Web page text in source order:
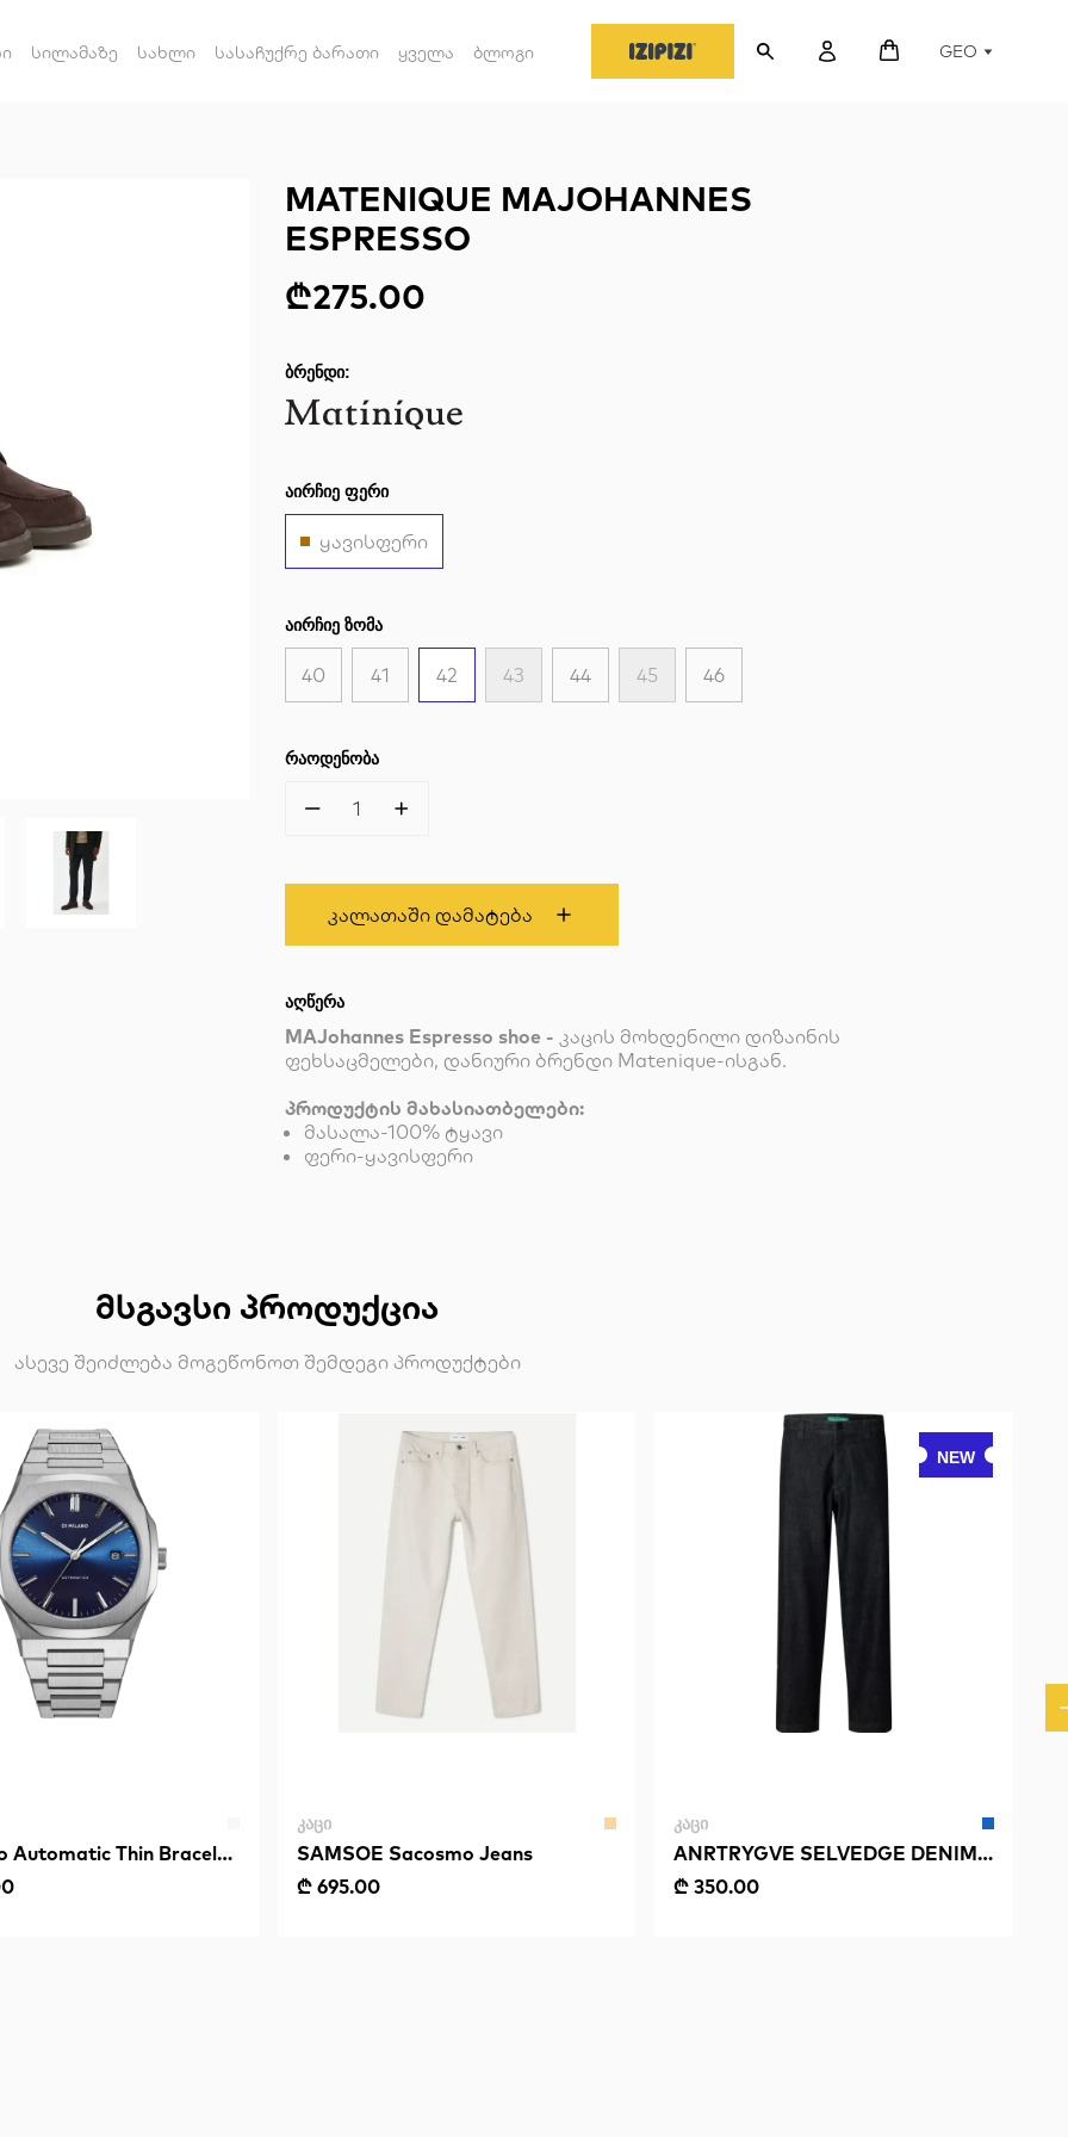
სილამაზე სახლი სასაჩუქრე ბარათი ყველა ბლოგი GEO
MATENIQUE MAJOHANNES
ESPRESSO
₾275.00
ᲑᲠᲔᲜᲓᲘ:
ᲐᲘᲠᲩᲘᲔ ᲤᲔᲠᲘ
ყავისფერი
ᲐᲘᲠᲩᲘᲔ ᲖᲝᲛᲐ
40 41 42 43 44 45 46
ᲠᲐᲝᲓᲔᲜᲝᲑᲐ
1
Კალათაში Დამატება
ᲐᲦᲬᲔᲠᲐ
MAJohannes Espresso shoe - კაცის მოხდენილი დიზაინის
ფეხსაცმელები, დანიური ბრენდი Matenique-ისგან.
პროდუქტის მახასიათბელები:
მასალა-100% ტყავი
ფერი-ყავისფერი
ᲛᲡᲒᲐᲕᲡᲘ ᲞᲠᲝᲓᲣᲥᲪᲘᲐ
ასევე შეიძლება მოგეწონოთ შემდეგი პროდუქტები
Automatic Thin Bracelet
ᲙᲐᲪᲘ
SAMSOE Sacosmo Jeans
₾ 695.00
NEW
ᲙᲐᲪᲘ
ANRTRYGVE SELVEDGE DENIM
RINSE JEANS
₾ 350.00